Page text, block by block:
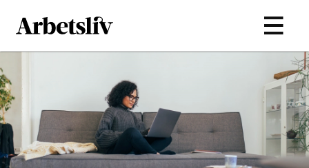
Hoppa till huvudinnehållet